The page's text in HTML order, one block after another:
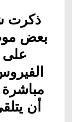
ذكرت
بعض
على
أن